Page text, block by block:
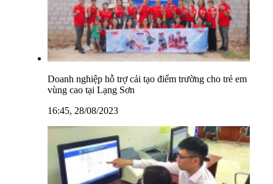
Doanh nghiệp hỗ trợ cải tạo điểm trường cho trẻ em
vùng cao tại Lạng Sơn
16:45, 28/08/2023